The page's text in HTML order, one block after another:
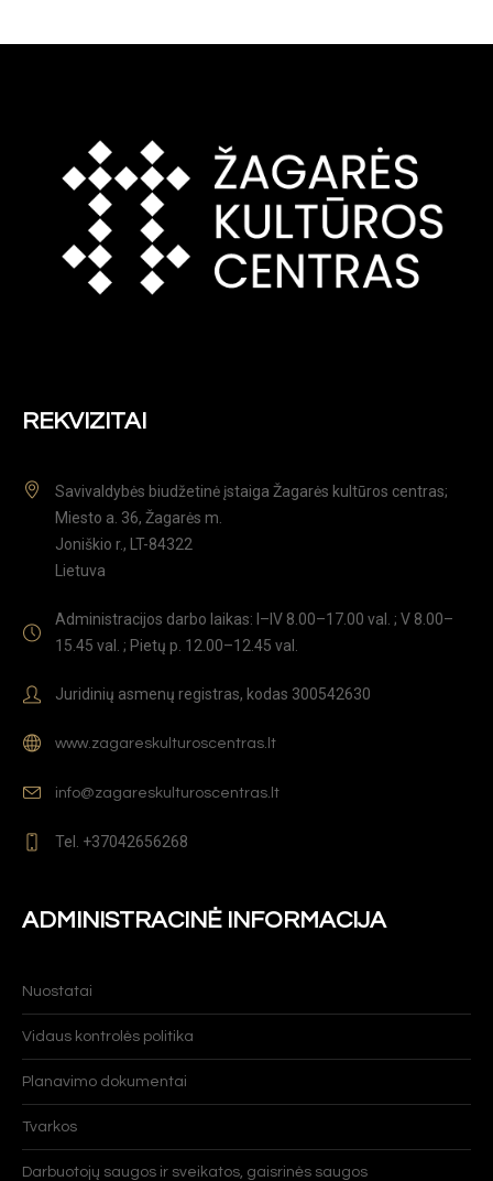
REKVIZITAI
Savivaldybės biudžetinė įstaiga Žagarės kultūros centras;
Miesto a. 36, Žagarės m.
Joniškio r., LT-84322
Lietuva
Administracijos darbo laikas: I–IV 8.00–17.00 val. ; V 8.00–
15.45 val. ; Pietų p. 12.00–12.45 val.
Juridinių asmenų registras, kodas 300542630
www.zagareskulturoscentras.lt
info@zagareskulturoscentras.lt
Tel. +37042656268
ADMINISTRACINĖ INFORMACIJA
Nuostatai
Vidaus kontrolės politika
Planavimo dokumentai
Tvarkos
Darbuotojų saugos ir sveikatos, gaisrinės saugos